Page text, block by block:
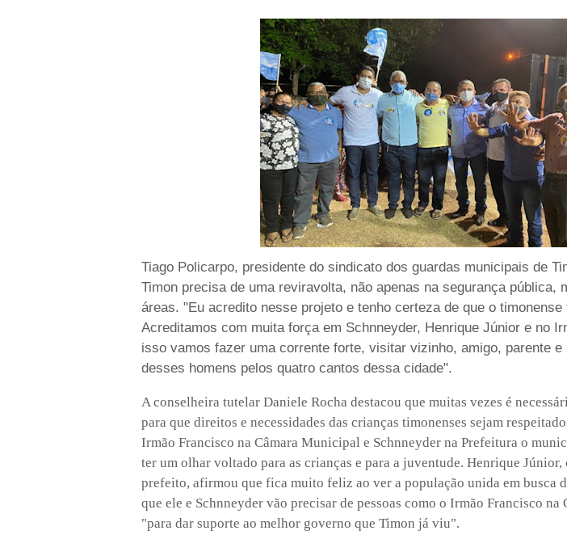
Tiago Policarpo, presidente do sindicato dos guardas municipais de
Timon precisa de uma reviravolta, não apenas na segurança pública,
áreas. "Eu acredito nesse projeto e tenho certeza de que o timonense
Acreditamos com muita força em Schnneyder, Henrique Júnior e no
isso vamos fazer uma corrente forte, visitar vizinho, amigo, parente e
desses homens pelos quatro cantos dessa cidade".
A conselheira tutelar Daniele Rocha destacou que muitas vezes é
para que direitos e necessidades das crianças timonenses sejam
Irmão Francisco na Câmara Municipal e Schnneyder na Prefeitura o
ter um olhar voltado para as crianças e para a juventude. Henrique
prefeito, afirmou que fica muito feliz ao ver a população unida em busca
que ele e Schnneyder vão precisar de pessoas como o Irmão Francisco
"para dar suporte ao melhor governo que Timon já viu".